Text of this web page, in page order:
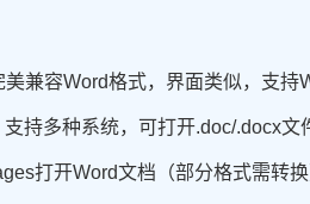
美兼容Word格式，界面类似，支持
持多种系统，可打开.doc/.docx文
打开Word文档（部分格式需转换